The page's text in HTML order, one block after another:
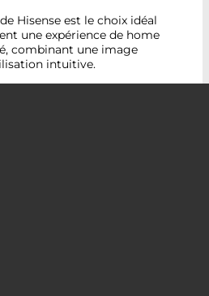
Hisense est le choix idéal
une expérience de home
combinant une image
intuitive.